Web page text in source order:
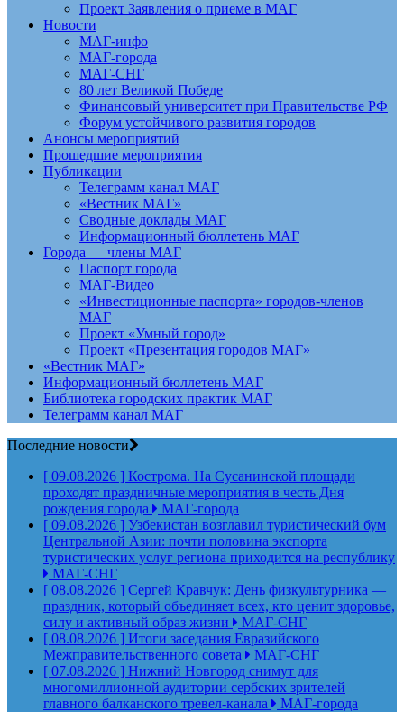
Проект Заявления о приеме в МАГ
Новости
МАГ-инфо
МАГ-города
МАГ-СНГ
80 лет Великой Победе
Финансовый университет при Правительстве РФ
Форум устойчивого развития городов
Анонсы мероприятий
Прошедшие мероприятия
Публикации
Телеграмм канал МАГ
«Вестник МАГ»
Сводные доклады МАГ
Информационный бюллетень МАГ
Города — члены МАГ
Паспорт города
МАГ-Видео
«Инвестиционные паспорта» городов-членов
МАГ
Проект «Умный город»
Проект «Презентация городов МАГ»
«Вестник МАГ»
Информационный бюллетень МАГ
Библиотека городских практик МАГ
Телеграмм канал МАГ
Последние новости
[ 09.08.2026 ] Кострома. На Сусанинской площади
проходят праздничные мероприятия в честь Дня
рождения города
МАГ-города
[ 09.08.2026 ] Узбекистан возглавил туристический бум
Центральной Азии: почти половина экспорта
туристических услуг региона приходится на республику
МАГ-СНГ
[ 08.08.2026 ] Сергей Кравчук: День физкультурника —
праздник, который объединяет всех, кто ценит здоровье,
силу и активный образ жизни
МАГ-СНГ
[ 08.08.2026 ] Итоги заседания Евразийского
Межправительственного совета
МАГ-СНГ
[ 07.08.2026 ] Нижний Новгород снимут для
многомиллионной аудитории сербских зрителей
главного балканского тревел-канала
МАГ-города